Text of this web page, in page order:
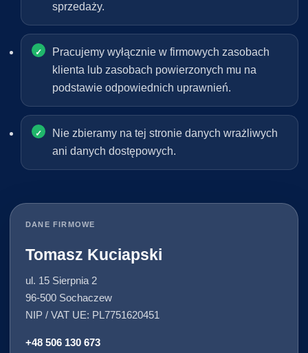
sprzedaży.
Pracujemy wyłącznie w firmowych zasobach
klienta lub zasobach powierzonych mu na
podstawie odpowiednich uprawnień.
Nie zbieramy na tej stronie danych wrażliwych
ani danych dostępowych.
DANE FIRMOWE
Tomasz Kuciapski
ul. 15 Sierpnia 2
96-500 Sochaczew
NIP / VAT UE: PL7751620451
+48 506 130 673